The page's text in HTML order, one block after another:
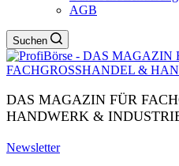
AGB
Suchen
DAS MAGAZIN FÜR
HANDWERK &
Newsletter